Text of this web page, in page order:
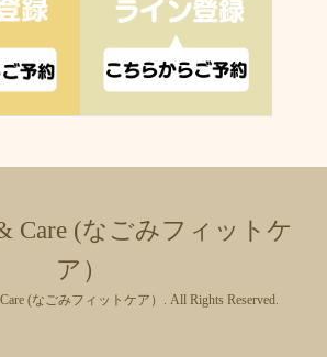
Care (なごみフィットケ
ア）
(なごみフィットケア） . All Rights Reserved.